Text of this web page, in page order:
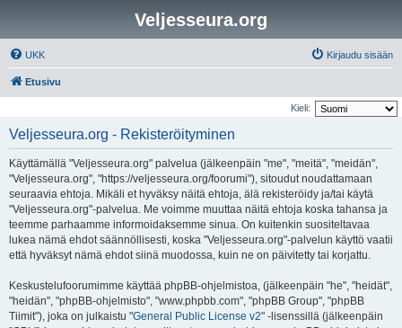
Veljesseura.org
UKK Kirjaudu sisään
Etusivu
Kieli:
Veljesseura.org - Rekisteröityminen
Käyttämällä "Veljesseura.org" palvelua (jälkeenpäin "me", "meitä", "meidän",
"Veljesseura.org", "https://veljesseura.org/foorumi"), sitoudut noudattamaan
seuraavia ehtoja. Mikäli et hyväksy näitä ehtoja, älä rekisteröidy ja/tai käytä
"Veljesseura.org"-palvelua. Me voimme muuttaa näitä ehtoja koska tahansa ja
teemme parhaamme informoidaksemme sinua. On kuitenkin suositeltavaa
lukea nämä ehdot säännöllisesti, koska "Veljesseura.org"-palvelun käyttö vaatii
että hyväksyt nämä ehdot siinä muodossa, kuin ne on päivitetty tai korjattu.
Keskustelufoorumimme käyttää phpBB-ohjelmistoa, (jälkeenpäin "he", "heidät",
"heidän", "phpBB-ohjelmisto", "www.phpbb.com", "phpBB Group", "phpBB
Tiimit"), joka on julkaistu "General Public License v2" -lisenssillä (jälkeenpäin